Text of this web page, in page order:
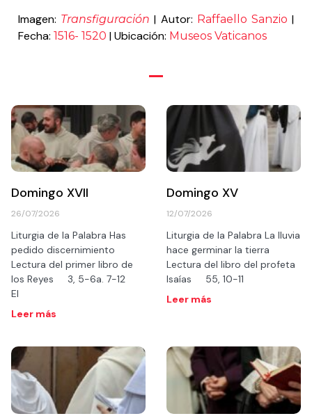
Imagen: Transfiguración | Autor: Raffaello Sanzio |
Fecha: 1516- 1520 | Ubicación: Museos Vaticanos
Domingo XVII
26/07/2026
Liturgia de la Palabra Has
pedido discernimiento
Lectura del primer libro de
los Reyes 3, 5-6a. 7-12
El
Leer más
Domingo XV
12/07/2026
Liturgia de la Palabra La lluvia
hace germinar la tierra
Lectura del libro del profeta
Isaías 55, 10-11
Leer más